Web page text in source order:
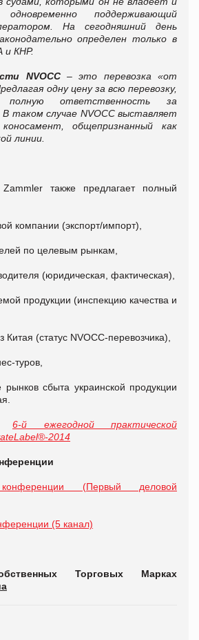
поддерживающий
На сегодняшний день
определен только в
и КНР.
NVOCC– это перевозка «от
одну цену за всю перевозку,
ответственность за
таком случае NVOCC выставляет
общепризнанный как
линии.
также предлагает полный
компании (экспорт/импорт),
по целевым рынкам,
(юридическая, фактическая),
продукции (инспекцию качества и
Китая (статус NVOCC-перевозчика),
туров,
сбыта украинской продукции
6-й ежегодной практической
2014
конференции (Первый деловой
(5 канал)
Торговых Марках